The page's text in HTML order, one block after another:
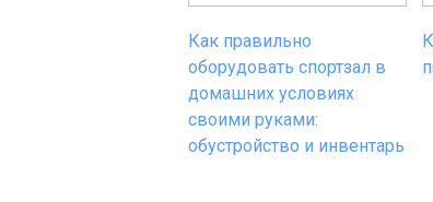
Как правильно
оборудовать спортзал в
домашних условиях
своими руками:
обустройство и инвентарь